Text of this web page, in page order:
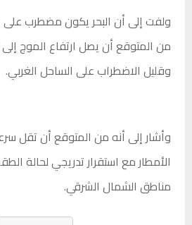
ولفت إلى أن البحر يكون مضطرب
وقليل الاضطراب على الساحل الغربي.
وأشار إلى أنه من المتوقع أن تقل
الأمطار مع استقرار تدريجي لحالة
مناطق الشمال الشرقي.